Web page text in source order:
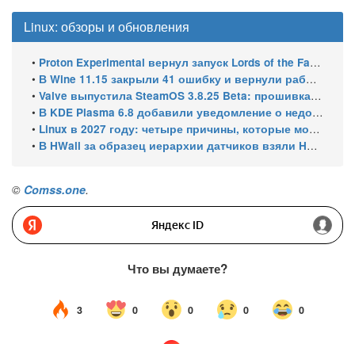
Linux: обзоры и обновления
• Proton Experimental вернул запуск Lords of the Fallen и исправил HDR в Far Cry 5 на Linux
• В Wine 11.15 закрыли 41 ошибку и вернули работу winecfg
• Valve выпустила SteamOS 3.8.25 Beta: прошивка 108 для Steam Machine, поддержка Steam Frame Wireless Adapter и новых портативных консолей
• В KDE Plasma 6.8 добавили уведомление о недоступном принтере
• Linux в 2027 году: четыре причины, которые могут ускорить рост его доли
• В HWall за образец иерархии датчиков взяли HWiNFO64 из Windows
© Comss.one.